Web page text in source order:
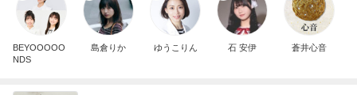
BEYOOOOO
NDS
島倉りか ゆうこりん 石 安伊 蒼井心音